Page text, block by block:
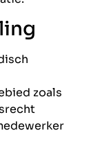
zoals